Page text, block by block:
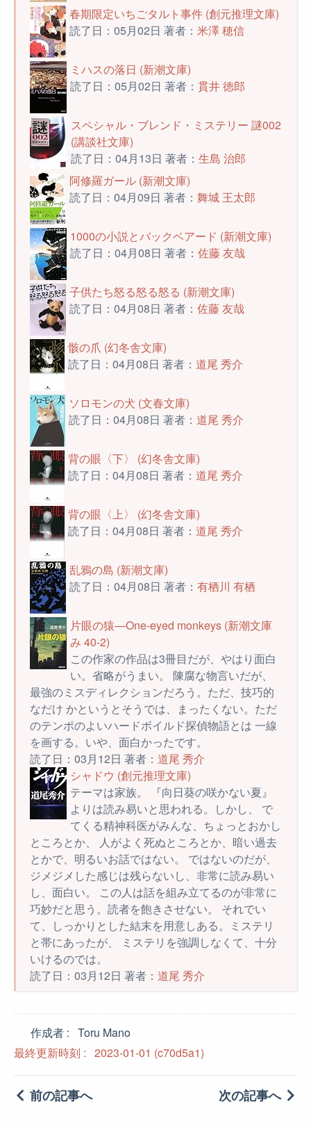
春期限定いちごタルト事件 (創元推理文庫)
読了日：05月02日 著者： 米澤 穂信
ミハスの落日 (新潮文庫)
読了日：05月02日 著者： 貫井 徳郎
スペシャル・ブレンド・ミステリー 謎002
(講談社文庫)
読了日：04月13日 著者： 生島 治郎
阿修羅ガール (新潮文庫)
読了日：04月09日 著者： 舞城 王太郎
1000の小説とバックベアード (新潮文庫)
読了日：04月08日 著者： 佐藤 友哉
子供たち怒る怒る怒る (新潮文庫)
読了日：04月08日 著者： 佐藤 友哉
骸の爪 (幻冬舎文庫)
読了日：04月08日 著者： 道尾 秀介
ソロモンの犬 (文春文庫)
読了日：04月08日 著者： 道尾 秀介
背の眼〈下〉 (幻冬舎文庫)
読了日：04月08日 著者： 道尾 秀介
背の眼〈上〉 (幻冬舎文庫)
読了日：04月08日 著者： 道尾 秀介
乱鴉の島 (新潮文庫)
読了日：04月08日 著者： 有栖川 有栖
片眼の猿―One-eyed monkeys (新潮文庫
み 40-2)
この作家の作品は3冊目だが、やはり面白
い。省略がうまい。 陳腐な物言いだが、
最強のミスディレクションだろう。ただ、技巧的
なだけ かというとそうでは、まったくない。ただ
のテンポのよいハードボイルド探偵物語とは 一線
を画する。いや、面白かったです。
読了日：03月12日 著者： 道尾 秀介
シャドウ (創元推理文庫)
テーマは家族。 『向日葵の咲かない夏』
よりは読み易いと思われる。しかし、 で
てくる精神科医がみんな、ちょっとおかし
ところとか、 人がよく死ぬところとか、暗い過去
とかで、明るいお話ではない。 ではないのだが、
ジメジメした感じは残らないし、非常に読み易い
し、面白い。 この人は話を組み立てるのが非常に
巧妙だと思う。読者を飽きさせない。 それでい
て、しっかりとした結末を用意しある。ミステリ
と帯にあったが、 ミステリを強調しなくて、十分
いけるのでは。
読了日：03月12日 著者： 道尾 秀介
作成者
Toru Mano
最終更新時刻
2023-01-01 (c70d5a1)
前の記事へ 次の記事へ